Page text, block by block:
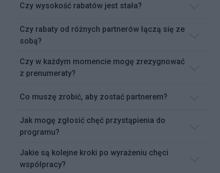
Czy wysokość rabatów jest stała?
Czy rabaty od różnych partnerów łączą się ze
sobą?
Czy w każdym momencie mogę zrezygnować
z prenumeraty?
Co muszę zrobić, aby zostać partnerem?
Jak mogę zgłosić chęć przystąpienia do
programu?
Jakie są kolejne kroki po wyrażeniu chęci
współpracy?